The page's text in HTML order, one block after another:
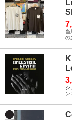
当
の
シ
ン